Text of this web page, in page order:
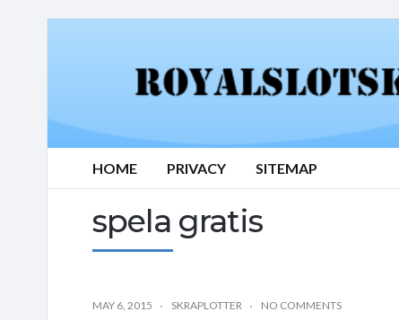
HOME PRIVACY SITEMAP
spela gratis
MAY 6, 2015 SKRAPLOTTER NO COMMENTS